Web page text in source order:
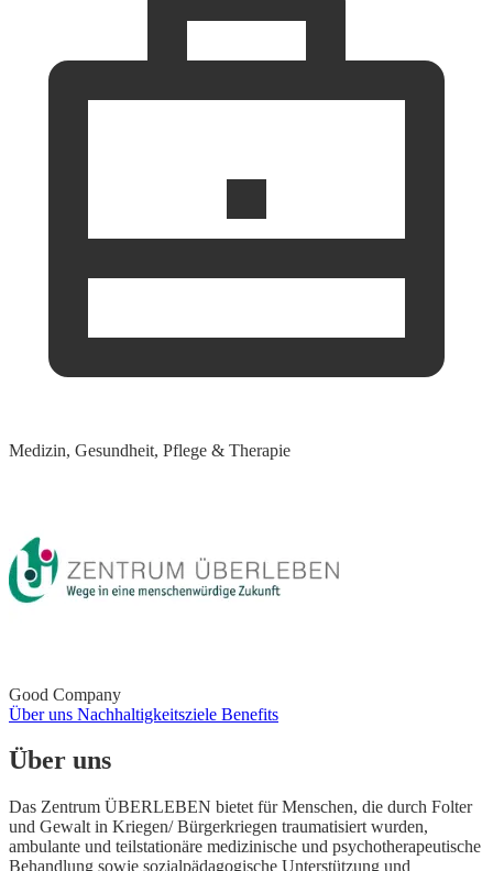
Medizin, Gesundheit, Pflege & Therapie
Good Company
Über uns Nachhaltigkeitsziele Benefits
Über uns
Das Zentrum ÜBERLEBEN bietet für Menschen, die durch Folter
und Gewalt in Kriegen/ Bürgerkriegen traumatisiert wurden,
ambulante und teilstationäre medizinische und psychotherapeutische
Behandlung sowie sozialpädagogische Unterstützung und